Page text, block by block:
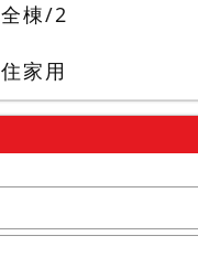
全棟/2
住家用